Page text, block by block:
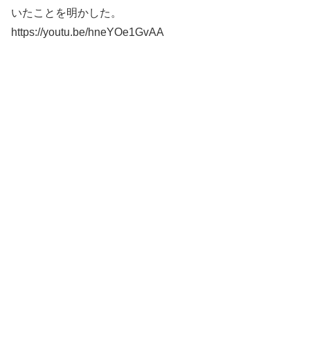
いたことを明かした。
https://youtu.be/hneYOe1GvAA